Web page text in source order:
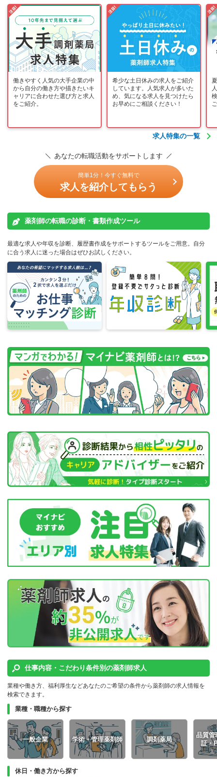
働きやすく人気の大手企業の中
から自分の働き方や描きたいキ
ャリアに合わせた選び方と求人
をご紹介。
希少な土日休みの求人をご紹介
しています。人気求人が多いた
め、気になる求人を見つけたら
お早めにご相談ください！
求人特集の一覧
あなたの転職活動をサポートします
簡単1分！今すぐ無料で
求人を紹介してもらう
薬剤師の転職の診断・書類作成ツール
最適な求人や年収を診断、履歴書作成をサポートするツールをご用意。自分
に合う求人に迷った場合はぜひお試しください。
仕事内容・こだわり条件別の薬剤師求人
業種や働き方、福利厚生などあなたのご希望の条件から薬剤師の求人情報を
検索できます。
業種・職種から探す
一般企業 学術・管理薬剤師 調剤薬局
品質管
証・
休日・働き方から探す